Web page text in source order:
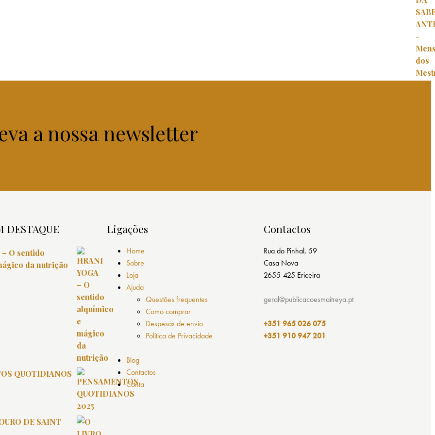
a nossa newsletter
DESTAQUE
– O sentido
da nutrição
QUOTIDIANOS
DE SAINT
Ligações
Home
Sobre
Loja
Ajuda
Questões frequentes
Como comprar
Despesas de envio
Política de Privacidade
Blog
Contactos
Conta
Contactos
Rua do Pinhal, 59
Casa Nova
2655-425 Ericeira
geral@publicacoesmaitreya.pt
+351 965 026 075
+351 910 947 201